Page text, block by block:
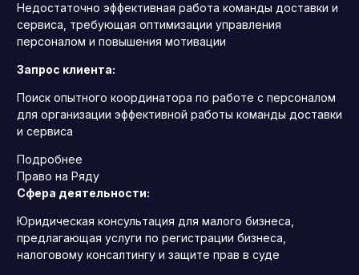
Недостаточно эффективная работа команды доставки и
сервиса, требующая оптимизации управления
персоналом и повышения мотивации
Запрос клиента:
Поиск опытного координатора по работе с персоналом
для организации эффективной работы команды доставки
и сервиса
Подробнее
Право на Ряду
Сфера деятельности:
Юридическая консультация для малого бизнеса,
предлагающая услуги по регистрации бизнеса,
налоговому консалтингу и защите прав в суде